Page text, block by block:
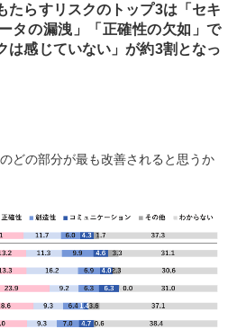
たらすリスクのトップ3は「セキ
タの漏洩」「正確性の欠如」で
は感じていない」が約3割となっ
どの部分が最も改善されると思うか